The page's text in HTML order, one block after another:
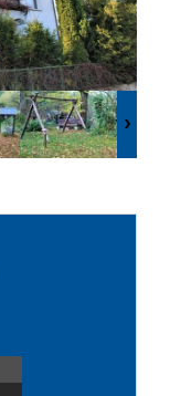
Lokale
Hale